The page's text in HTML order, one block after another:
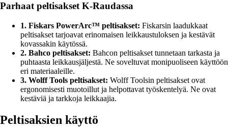
Parhaat peltisakset K-Raudassa
1. Fiskars PowerArc™ peltisakset: Fiskarsin laadukkaat
peltisakset tarjoavat erinomaisen leikkaustuloksen ja kestävät
kovassakin käytössä.
2. Bahco peltisakset: Bahcon peltisakset tunnetaan tarkasta ja
puhtaasta leikkausjäljestä. Ne soveltuvat monipuoliseen käyttöön
eri materiaaleille.
3. Wolff Tools peltisakset: Wolff Toolsin peltisakset ovat
ergonomisesti muotoillut ja helpottavat työskentelyä. Ne ovat
kestäviä ja tarkkoja leikkaajia.
Peltisaksien käyttö